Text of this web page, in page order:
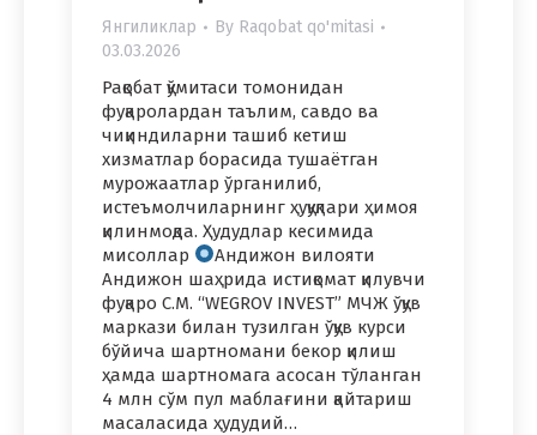
Янгиликлар By Raqobat qo'mitasi
03.03.2026
Рақобат қўмитаси томонидан
фуқаролардан таълим, савдо ва
чиқиндиларни ташиб кетиш
хизматлар борасида тушаётган
мурожаатлар ўрганилиб,
истеъмолчиларнинг ҳуқуқлари ҳимоя
қилинмоқда. Ҳудудлар кесимида
мисоллар
Андижон вилояти
Андижон шаҳрида истиқомат қилувчи
фуқаро С.М. “WEGROV INVEST” МЧЖ ўқув
маркази билан тузилган ўқув курси
бўйича шартномани бекор қилиш
ҳамда шартномага асосан тўланган
4 млн сўм пул маблағини қайтариш
масаласида ҳудудий…